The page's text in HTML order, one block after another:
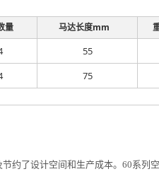
量 马达长度mm
55
75
约了设计空间和生产成本。60系列